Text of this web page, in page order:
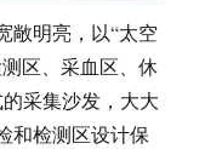
敞明亮，以“太空
区、采血区、休
采集沙发，大大
和检测区设计保